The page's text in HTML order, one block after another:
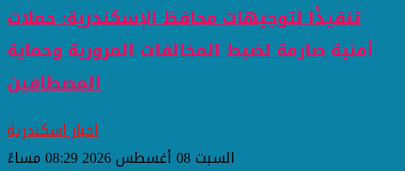
تنفيذًا لتوجيهات محافظ الإسكندرية: حملات
أمنية صارمة لضبط المخالفات المرورية وحماية
المصطافين
اخبار اسكندرية
السبت 08 أغسطس 2026 08:29 مساءً